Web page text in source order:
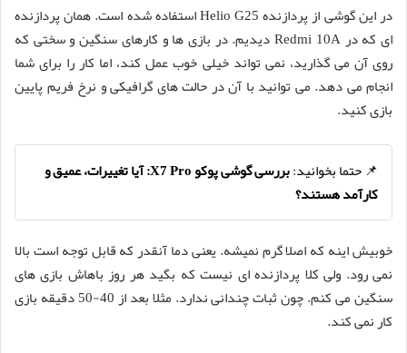
در این گوشی از پردازنده Helio G25 استفاده شده است. همان پردازنده
ای که در Redmi 10A دیدیم. در بازی ها و کارهای سنگین و سختی که
روی آن می گذارید، نمی تواند خیلی خوب عمل کند، اما کار را برای شما
انجام می دهد. می توانید با آن در حالت های گرافیکی و نرخ فریم پایین
بازی کنید.
📌 حتما بخوانید:
بررسی گوشی پوکو X7 Pro: آیا تغییرات، عمیق و
کارآمد هستند؟
خوبیش اینه که اصلا گرم نمیشه. یعنی دما آنقدر که قابل توجه است بالا
نمی رود. ولی کلا پردازنده ای نیست که بگید هر روز باهاش بازی های
سنگین می کنم. چون ثبات چندانی ندارد. مثلا بعد از 40-50 دقیقه بازی
کار نمی کند.